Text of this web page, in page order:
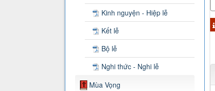
Kinh nguyện - Hiệp lễ
Kết lễ
Bộ lễ
Nghi thức - Nghi lễ
Mùa Vọng